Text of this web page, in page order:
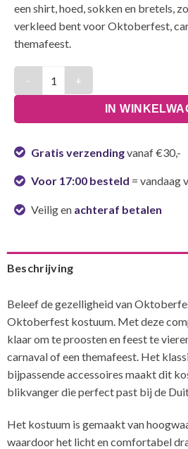
een shirt, hoed, sokken en bretels,
verkleed bent voor Oktoberfest,
themafeest.
IN
Gratis verzendingvanaf €30,-
Voor 17:00 besteld = vandaag
Veilig en achteraf betalen
Beschrijving
Beleef de gezelligheid van
Oktoberfest kostuum. Met deze
klaar om te proosten en feest te
carnaval of een themafeest. Het
bijpassende accessoires maakt dit
blikvanger die perfect past bij de
Het kostuum is gemaakt van
waardoor het licht en comfortabel